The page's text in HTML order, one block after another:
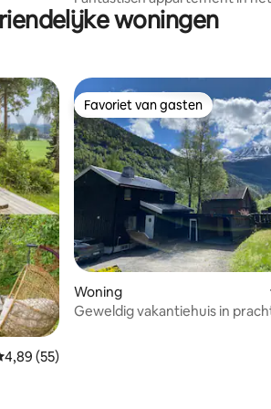
van Hønefosswoningen
beoordeling van 4,89 op 5, 55
4,89 (55)
Favoriet van gasten
Favoriet van gasten
Woning
Geweldig vakantiehuis in